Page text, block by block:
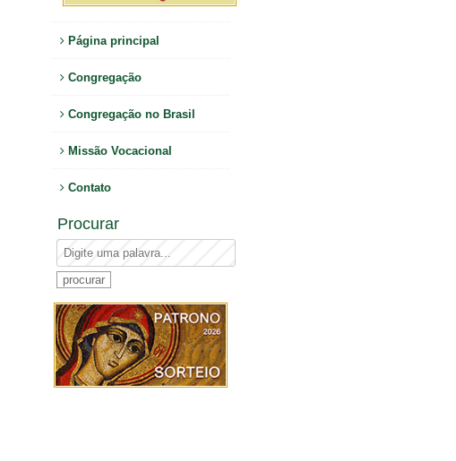
Página principal
Congregação
Congregação no Brasil
Missão Vocacional
Contato
Procurar